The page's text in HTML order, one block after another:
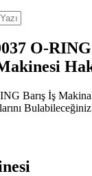
O-
Barış İş